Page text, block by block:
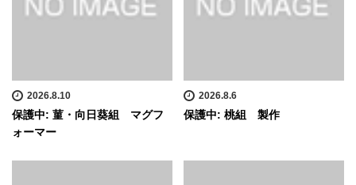
2026.8.10
保護中: 菫・向日葵組 マグフ
ォーマー
2026.8.6
保護中: 桃組 製作